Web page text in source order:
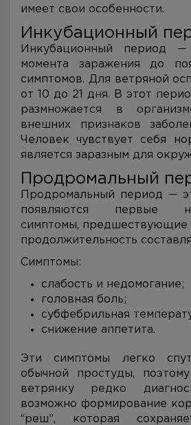
имеет свои особенности.
Инкубационный
Инкубационный период
момента заражения до
симптомов. Для ветряной
от 10 до 21 дня. В этот
размножается в
внешних признаков
Человек чувствует себя
является заразным для
Продромальный
Продромальный период —
появляются первые
симптомы, предшествующие
продолжительность
Симптомы:
слабость и недомогание;
головная боль;
субфебрильная
снижение аппетита.
Эти симптомы легко
обычной простуды,
ветрянку редко
возможно формирование
“реш”, которая